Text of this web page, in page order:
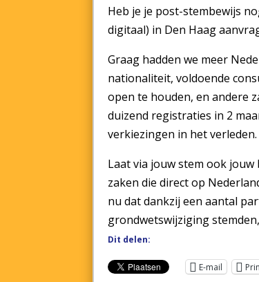
Heb je je post-stembewijs
digitaal) in Den Haag
Graag hadden we meer
nationaliteit, voldoende
open te houden, en andere
duizend registraties in 2
verkiezingen in het verleden.
Laat via jouw stem ook
zaken die direct op
nu dat dankzij een aantal
grondwetswijziging
Dit delen:
E-mail